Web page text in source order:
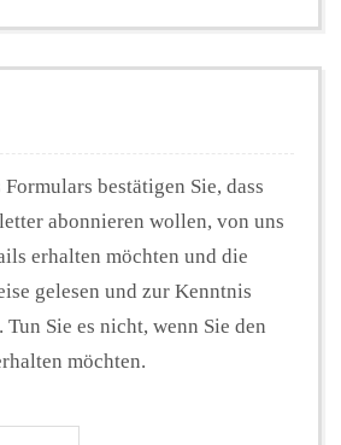
bestätigen Sie, dass
abonnieren wollen, von uns
erhalten möchten und die
gelesen und zur Kenntnis
Tun Sie es nicht, wenn Sie den
möchten.